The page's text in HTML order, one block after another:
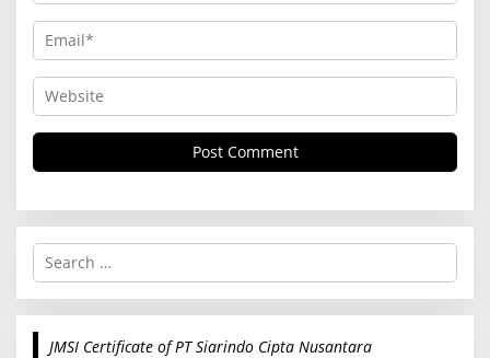
S
r
c
JMSI Certificate of PT Siarindo Cipta Nusantara